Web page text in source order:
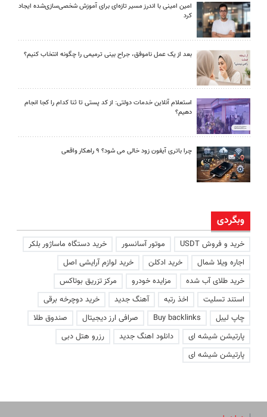
امین امینی با اندرز مسیر تازه‌ای برای آموزش شخصی‌سازی‌شده ایجاد
کرد
بعد از یک عمل ناموفق، جراح بینی ترمیمی را چگونه انتخاب کنیم؟
استعلام آنلاین خدمات دولتی: از کد پستی تا ثنا کدام را کجا انجام
دهیم؟
چرا باتری آیفون زود خالی می شود؟ ۹ راهکار واقعی
وبگردی
خرید و فروش USDT موتور آسانسور
خرید دستگاه ماساژور بلکر
اجاره ویلا شمال
خرید ادکلن
خرید لوازم آرایشی اصل
خرید طلای آب شده
مزایده خودرو
مرکز تزریق بوتاکس
استند تسلیت
اخذ رتبه آهنگ جدید
خرید دوچرخه برقی
چاپ لیبل
Buy backlinks صرافی ارز دیجیتال
صندوق طلا
پارتیشن شیشه ای
دانلود اهنگ جدید
رزرو هتل دبی
پارتیشن شیشه ای